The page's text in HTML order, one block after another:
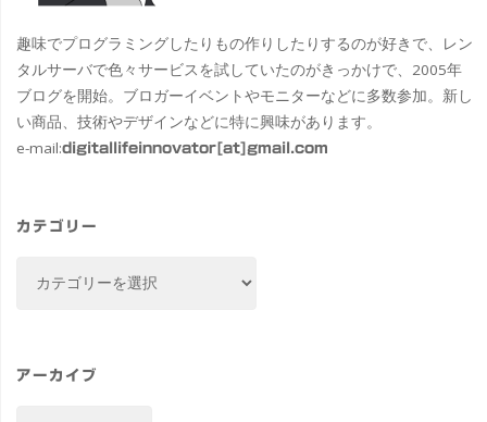
趣味でプログラミングしたりもの作りしたりするのが好きで、レン
タルサーバで色々サービスを試していたのがきっかけで、2005年
ブログを開始。ブロガーイベントやモニターなどに多数参加。新し
い商品、技術やデザインなどに特に興味があります。
e-mail:digitallifeinnovator[at]gmail.com
カテゴリー
ー
アーカイブ